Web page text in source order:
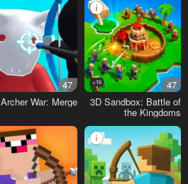
47
16+
3D Sandbox: Battle of
the Kingdoms
47
Archer War: Merge